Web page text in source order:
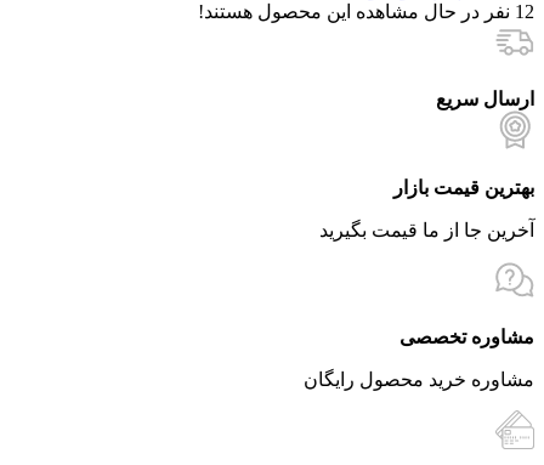
12 نفر در حال مشاهده این محصول هستند!
ارسال سریع
بهترین قیمت بازار
آخرین جا از ما قیمت بگیرید
مشاوره تخصصی
مشاوره خرید محصول رایگان